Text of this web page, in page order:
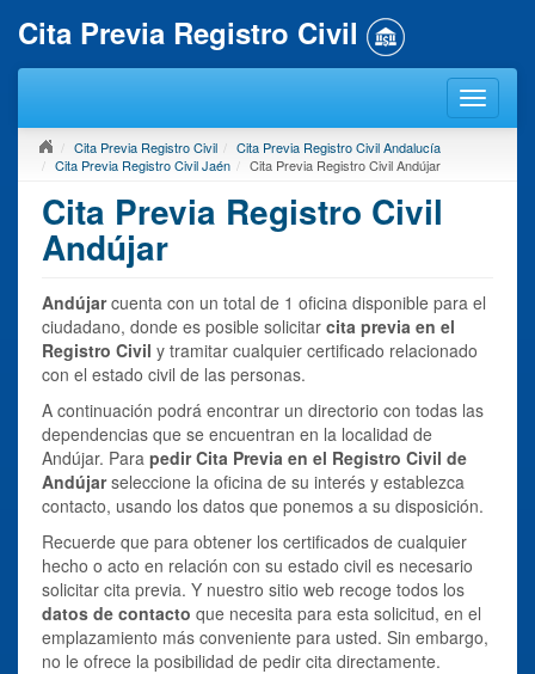
Cita Previa Registro Civil
Cita Previa Registro Civil
Cita Previa Registro Civil Andalucía
Cita Previa Registro Civil Jaén
Cita Previa Registro Civil Andújar
Cita Previa Registro Civil
Andújar
Andújarcuenta con un total de 1 oficina disponible para el
ciudadano, donde es posible solicitar cita previa en el
Registro Civil y tramitar cualquier certificado relacionado
con el estado civil de las personas.
A continuación podrá encontrar un directorio con todas las
dependencias que se encuentran en la localidad de
Andújar. Para pedir Cita Previa en el Registro Civil de
Andújarseleccione la oficina de su interés y establezca
contacto, usando los datos que ponemos a su disposición.
Recuerde que para obtener los certificados de cualquier
hecho o acto en relación con su estado civil es necesario
solicitar cita previa. Y nuestro sitio web recoge todos los
datos de contacto que necesita para esta solicitud, en el
emplazamiento más conveniente para usted. Sin embargo,
no le ofrece la posibilidad de pedir cita directamente.